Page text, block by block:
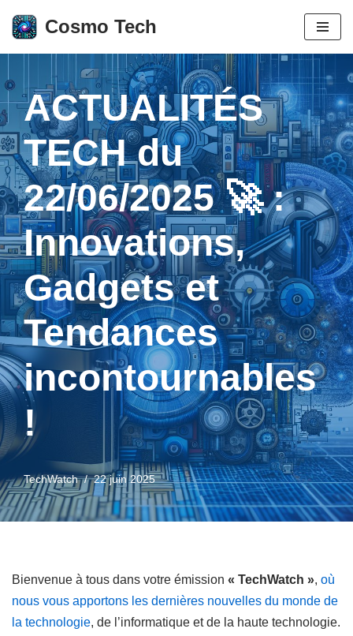
Aller
contenu
Cosmo Tech
ACTUALITÉS
TECH du
22/06/2025 🚀 :
Innovations,
Gadgets et
Tendances
incontournables
!
TechWatch 22 juin 2025
Bienvenue à tous dans votre émission « TechWatch », où
nous vous apportons les dernières nouvelles du monde de
la technologie, de l’informatique et de la haute technologie.